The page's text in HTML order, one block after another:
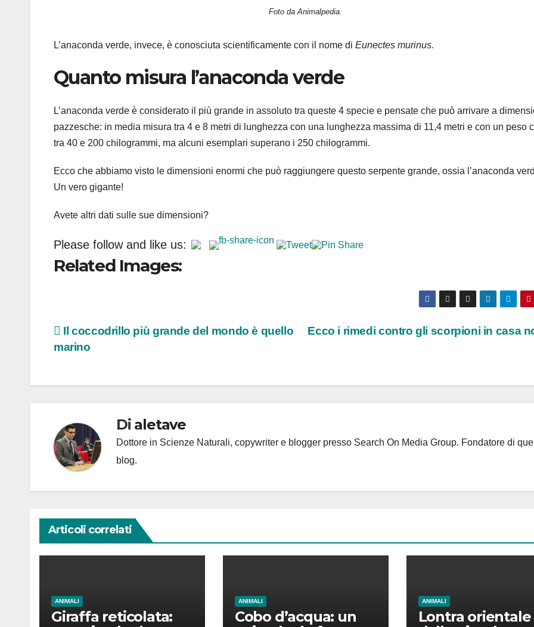
Foto da Animalpedia.
L’anaconda verde, invece, è conosciuta scientificamente con il nome di Eunectes murinus.
Quanto misura l’anaconda verde
L’anaconda verde è considerato il più grande in assoluto tra queste 4 specie e pensate che può arrivare a
pazzesche: in media misura tra 4 e 8 metri di lunghezza con una lunghezza massima di 11,4 metri e con un peso
tra 40 e 200 chilogrammi, ma alcuni esemplari superano i 250 chilogrammi.
Ecco che abbiamo visto le dimensioni enormi che può raggiungere questo serpente grande, ossia l’anaconda
Un vero gigante!
Avete altri dati sulle sue dimensioni?
Please follow and like us:
Related Images:
Navigazione
Ecco i rimedi contro gli scorpioni in casa
Il coccodrillo più grande del mondo è quello
marino
Di aletave
Dottore in Scienze Naturali, copywriter e blogger presso Search On Media Group. Fondatore di
blog.
Articoli correlati
ANIMALI
Giraffa reticolata:
ANIMALI
Cobo d’acqua: un
ANIMALI
Lontra orientale